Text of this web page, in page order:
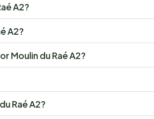
A2?
A2?
Moulin du Raé A2?
Raé A2?